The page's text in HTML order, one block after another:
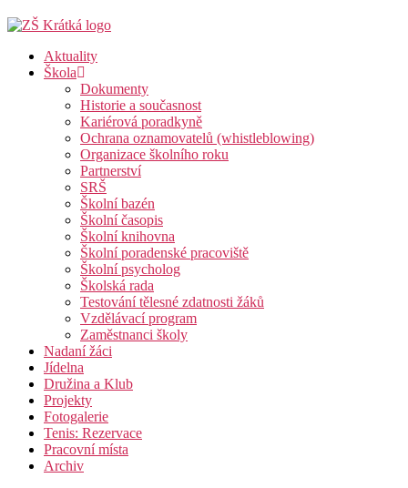
Aktuality
Škola
Dokumenty
Historie a současnost
Kariérová poradkyně
Ochrana oznamovatelů (whistleblowing)
Organizace školního roku
Partnerství
SRŠ
Školní bazén
Školní časopis
Školní knihovna
Školní poradenské pracoviště
Školní psycholog
Školská rada
Testování tělesné zdatnosti žáků
Vzdělávací program
Zaměstnanci školy
Nadaní žáci
Jídelna
Družina a Klub
Projekty
Fotogalerie
Tenis: Rezervace
Pracovní místa
Archiv